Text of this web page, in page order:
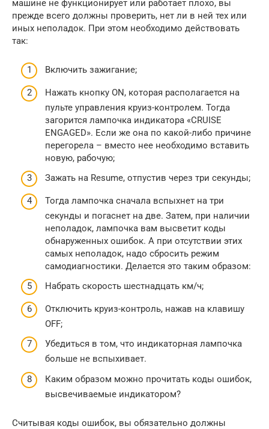
машине не функционирует или работает плохо, вы
прежде всего должны проверить, нет ли в ней тех или
иных неполадок. При этом необходимо действовать
так:
Включить зажигание;
Нажать кнопку ON, которая располагается на
пульте управления круиз-контролем. Тогда
загорится лампочка индикатора «CRUISE
ENGAGED». Если же она по какой-либо причине
перегорела – вместо нее необходимо вставить
новую, рабочую;
Зажать на Resume, отпустив через три секунды;
Тогда лампочка сначала вспыхнет на три
секунды и погаснет на две. Затем, при наличии
неполадок, лампочка вам высветит коды
обнаруженных ошибок. А при отсутствии этих
самых неполадок, надо сбросить режим
самодиагностики. Делается это таким образом:
Набрать скорость шестнадцать км/ч;
Отключить круиз-контроль, нажав на клавишу
OFF;
Убедиться в том, что индикаторная лампочка
больше не вспыхивает.
Каким образом можно прочитать коды ошибок,
высвечиваемые индикатором?
Считывая коды ошибок, вы обязательно должны